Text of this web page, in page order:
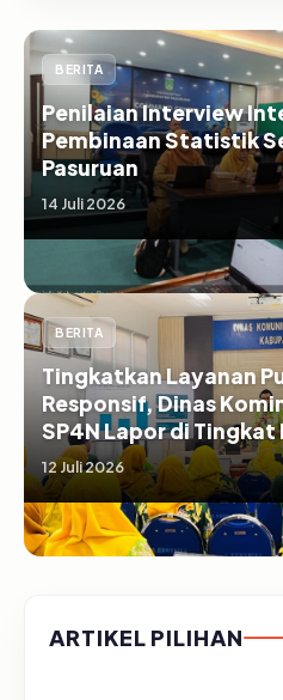
BERITA
Penilaian Interview
Pembinaan Statistik
Pasuruan
14 Juli 2026
BERITA
Tingkatkan Layanan
Responsif, Dinas
SP4N Lapor di Tingkat
serta SD/SMP di
12 Juli 2026
ARTIKEL PILIHAN